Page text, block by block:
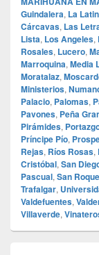
Guindalera, La
Cárcavas, Las
Lista, Los Angeles,
Rosales, Lucero,
Marroquina, Media
Moratalaz,
Ministerios,
Palacio, Palomas,
Pavones, Peña
Pirámides,
Príncipe Pío,
Rejas, Ríos Rosas,
Cristóbal, San
Pascual, San Roque
Trafalgar,
Valdefuentes,
Villaverde,